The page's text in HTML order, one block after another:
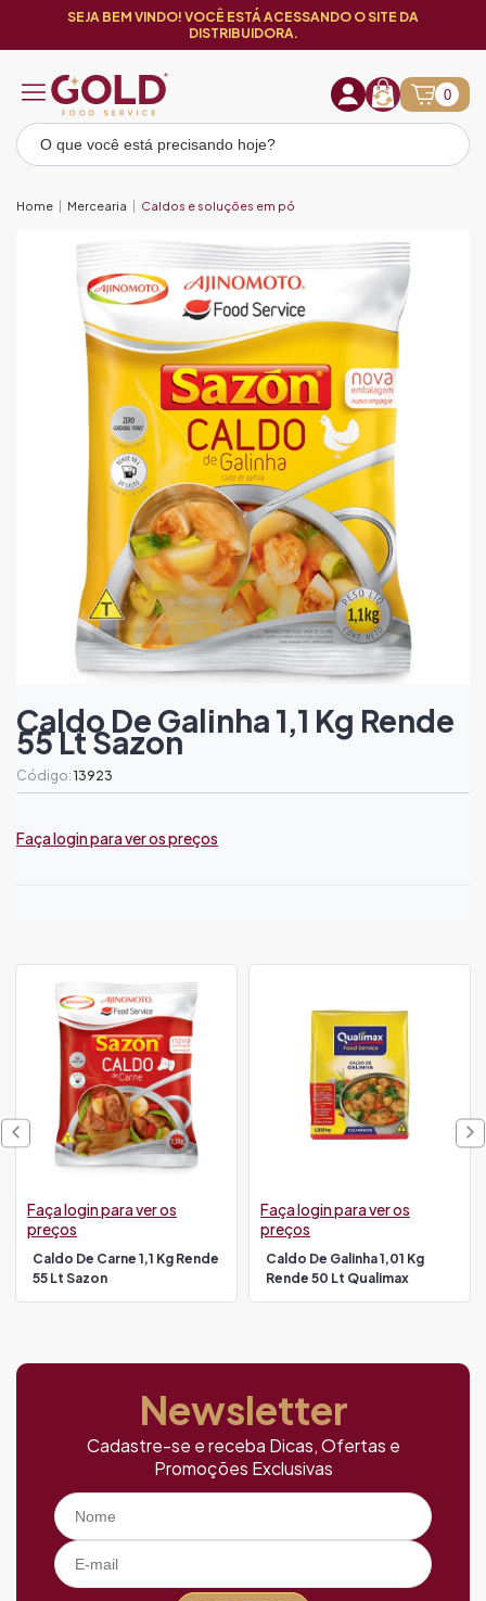
SEJA BEM VINDO! VOCÊ ESTÁ ACESSANDO O SITE DA
DISTRIBUIDORA.
0
Home Mercearia Caldos e soluções em pó
Caldo De Galinha 1,1 Kg Rende
55 Lt Sazon
Código: 13923
Faça login para ver os preços
Caldo De Carne 1,1 Kg Rende
55 Lt Sazon
Faça login para ver os
preços
Caldo De Galinha 1,01 Kg
Rende 50 Lt Qualimax
Faça login para ver os
preços
Newsletter
Cadastre-se e receba Dicas, Ofertas e
Promoções Exclusivas